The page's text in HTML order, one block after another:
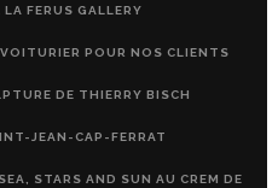
FERUS GALLERY
VOITURIER POUR NOS CLIENTS
DE THIERRY BISCH
JEAN-CAP-FERRAT
STARS AND SUN AU CREM DE